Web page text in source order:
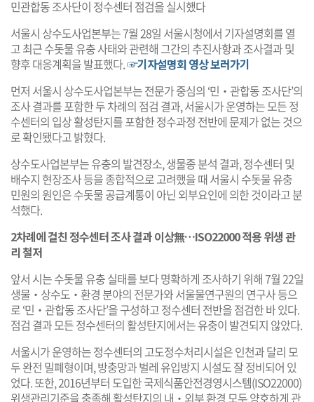
민관합동 조사단이 정수센터 점검을 실시했다
서울시 상수도사업본부는 7월 28일 서울시청에서 기자설명회를 열
고 최근 수돗물 유충 사태와 관련해 그간의 추진사항과 조사결과 및
향후 대응계획을 발표했다.☞기자설명회 영상 보러가기
먼저 서울시 상수도사업본부는 전문가 중심의 ‘민‧관합동 조사단’의
조사 결과를 포함한 두 차례의 점검 결과, 서울시가 운영하는 모든 정
수센터의 입상 활성탄지를 포함한 정수과정 전반에 문제가 없는 것으
로 확인됐다고 밝혔다.
상수도사업본부는 유충의 발견장소, 생물종 분석 결과, 정수센터 및
배수지 현장조사 등을 종합적으로 고려했을 때 서울시 수돗물 유충
민원의 원인은 수돗물 공급계통이 아닌 외부요인에 의한 것이라고 분
석했다.
2차례에 걸친 정수센터 조사 결과 이상無…ISO22000 적용 위생 관
리 철저
앞서 시는 수돗물 유충 실태를 보다 명확하게 조사하기 위해 7월 22일
생물‧상수도‧환경 분야의 전문가와 서울물연구원의 연구사 등으
로 ‘민‧관합동 조사단’을 구성하고 정수센터 전반을 점검한 바 있다.
점검 결과 모든 정수센터의 활성탄지에서는 유충이 발견되지 않았다.
서울시가 운영하는 정수센터의 고도정수처리시설은 인천과 달리 모
두 완전 밀폐형이며, 방충망과 벌레 유입방지 시설도 잘 정비되어 있
었다. 또한, 2016년부터 도입한 국제식품안전경영시스템(ISO22000)
위생관리기준을 충족해 활성탄지의 내‧외부 환경 모두 양호하게 관